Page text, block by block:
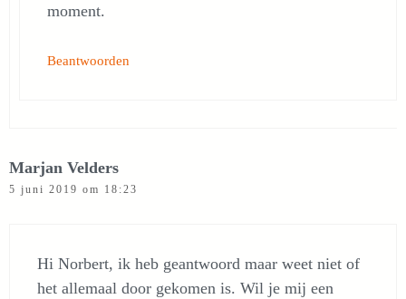
moment.
Beantwoorden
Marjan Velders
5 juni 2019 om 18:23
Hi Norbert, ik heb geantwoord maar weet niet of
het allemaal door gekomen is. Wil je mij een